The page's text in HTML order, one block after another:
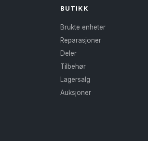
BUTIKK
Brukte enheter
Reparasjoner
Deler
Tilbehør
Lagersalg
Auksjoner